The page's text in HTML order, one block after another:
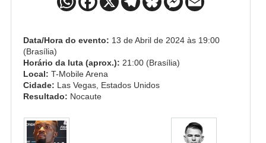
Data/Hora do evento: 13 de Abril de 2024 às 19:00
(Brasília)
Horário da luta (aprox.): 21:00 (Brasília)
Local: T-Mobile Arena
Cidade: Las Vegas, Estados Unidos
Resultado: Nocaute